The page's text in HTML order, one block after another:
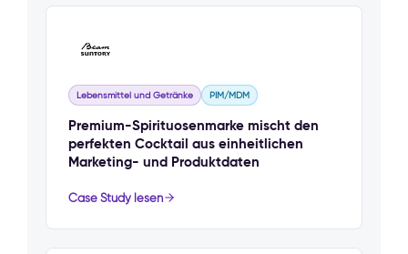
Lebensmittel und Getränke PIM/MDM
Premium-Spirituosenmarke mischt den
perfekten Cocktail aus einheitlichen
Marketing- und Produktdaten
Case Study lesen